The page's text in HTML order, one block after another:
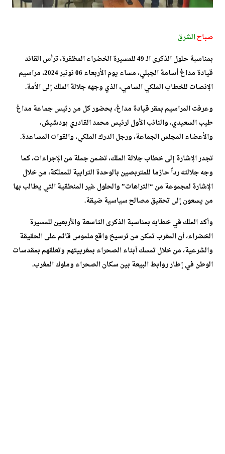
صباحالشرق
بمناسبة حلول الذكرى الـ 49 للمسيرة الخضراء المظفرة، ترأس القائد
قيادة مداغ أسامة الجبلي، مساء يوم الأربعاء 06 نونبر 2024، مراسيم
الإنصات للخطاب الملكي السامي، الذي وجهه جلالة الملك إلى الأمة.
وعرفت المراسيم بمقر قيادة مداغ، بحضور كل من رئيس جماعة مداغ
طيب السعيدي، والنائب الأول لرئيس محمد القادري بودشيش،
والأعضاء المجلس الجماعة، ورجل الدرك الملكي، والقوات المساعدة.
تجدر الإشارة إلى خطاب جلالة الملك، تضمن جملة من الإجراءات، كما
وجه جلالته رداً حازما للمتربصين بالوحدة الترابية للمملكة، من خلال
الإشارة لمجموعة من “التراهات” والحلول غير المنطقية التي يطالب بها
من يسعون إلى تحقيق مصالح سياسية ضيقة.
وأكد الملك في خطابه بمناسبة الذكرى التاسعة والأربعين للمسيرة
الخضراء، أن المغرب تمكن من ترسيخ واقع ملموس قائم على الحقيقة
والشرعية، من خلال تمسك أبناء الصحراء بمغربيتهم وتعلقهم بمقدسات
الوطن في إطار روابط البيعة بين سكان الصحراء وملوك المغرب.